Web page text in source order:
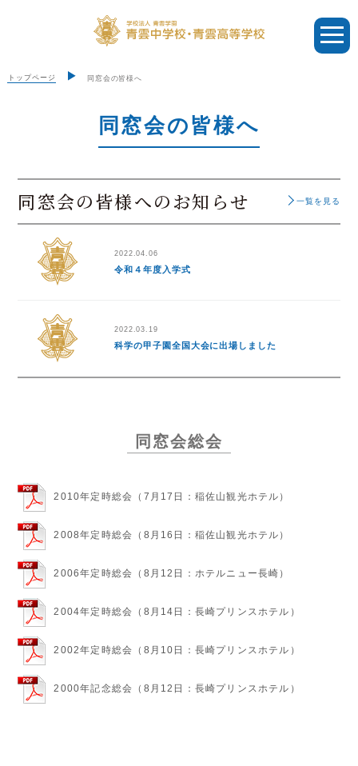
トップページ 同窓会の皆様へ
同窓会の皆様へ
同窓会の皆様へのお知らせ 一覧を見る
2022.04.06
令和４年度入学式
2022.03.19
科学の甲子園全国大会に出場しました
同窓会総会
2010年定時総会（7月17日：稲佐山観光ホテル）
2008年定時総会（8月16日：稲佐山観光ホテル）
2006年定時総会（8月12日：ホテルニュー長崎）
2004年定時総会（8月14日：長崎プリンスホテル）
2002年定時総会（8月10日：長崎プリンスホテル）
2000年記念総会（8月12日：長崎プリンスホテル）